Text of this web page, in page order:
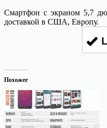
Смартфон с экраном 5,7
доставкой в США, Европу.
Похожее